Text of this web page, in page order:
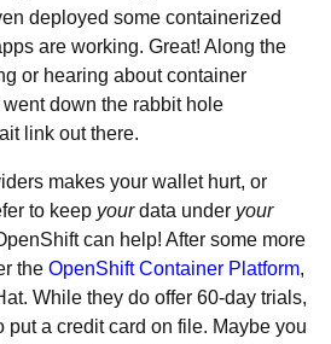
deployed some containerized
are working. Great! Along the
or hearing about container
down the rabbit hole
link out there.
makes your wallet hurt, or
to keep yourdata under your
can help! After some more
the OpenShift Container Platform,
While they do offer 60-day trials,
put a credit card on file. Maybe you